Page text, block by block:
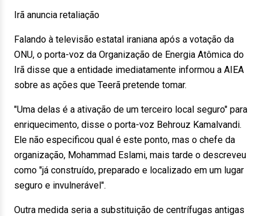
Irã anuncia retaliação
Falando à televisão estatal iraniana após a votação da
ONU, o porta-voz da Organização de Energia Atômica do
Irã disse que a entidade imediatamente informou a AIEA
sobre as ações que Teerã pretende tomar.
"Uma delas é a ativação de um terceiro local seguro" para
enriquecimento, disse o porta-voz Behrouz Kamalvandi.
Ele não especificou qual é este ponto, mas o chefe da
organização, Mohammad Eslami, mais tarde o descreveu
como "já construído, preparado e localizado em um lugar
seguro e invulnerável".
Outra medida seria a substituição de centrífugas antigas